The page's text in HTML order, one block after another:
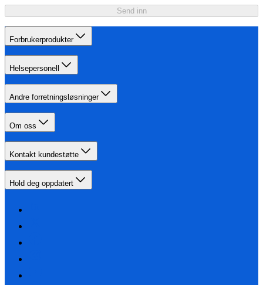
Send inn
Forbrukerprodukter
Helsepersonell
Andre forretningsløsninger
Om oss
Kontakt kundestøtte
Hold deg oppdatert